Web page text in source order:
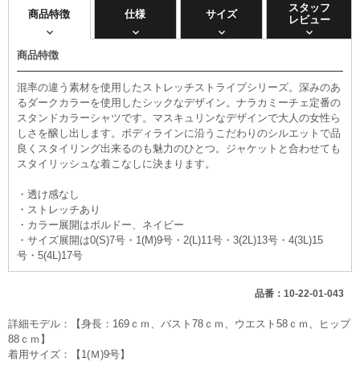
商品特徴 仕様 サイズ
スタッフ
レビュー
商品特徴
混率の違う素材を使用したストレッチストライプシリーズ。深みのあ
るダークカラーを使用したシックなデザイン。ナラカミーチェ定番の
スタンドカラーシャツです。マスキュリンなデザインで大人の女性ら
しさを醸し出します。ボディラインに沿うこだわりのシルエットで品
良くスタイリング出来るのも魅力のひとつ。ジャケットと合わせても
スタイリッシュな着こなしに決まります。
・透け感なし
・ストレッチあり
・カラー展開はボルドー、ネイビー
・サイズ展開は0(S)7号・1(M)9号・2(L)11号・3(2L)13号・4(3L)15
号・5(4L)17号
品番：10-22-01-043
詳細モデル：【身長：169ｃｍ、バスト78ｃｍ、ウエスト58ｃｍ、ヒップ
88ｃｍ】
着用サイズ：【1(Ｍ)9号】